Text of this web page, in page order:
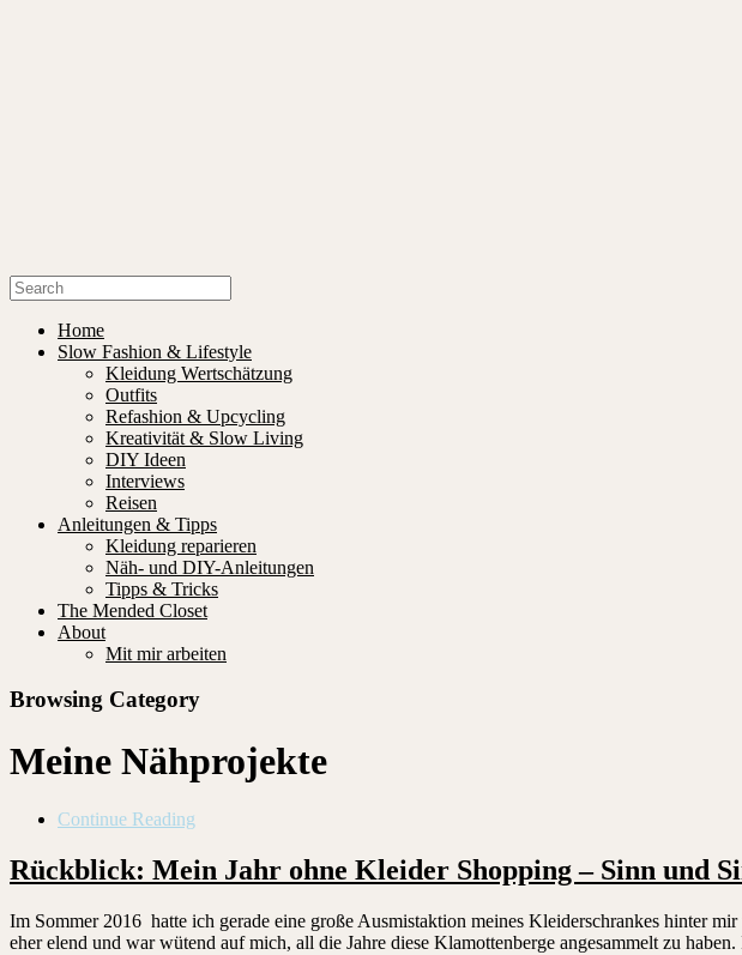
Home
Slow Fashion & Lifestyle
Kleidung Wertschätzung
Outfits
Refashion & Upcycling
Kreativität & Slow Living
DIY Ideen
Interviews
Reisen
Anleitungen & Tipps
Kleidung reparieren
Näh- und DIY-Anleitungen
Tipps & Tricks
The Mended Closet
About
Mit mir arbeiten
Browsing Category
Meine Nähprojekte
Continue Reading
Rückblick: Mein Jahr ohne Kleider Shopping – Sinn und
Im Sommer 2016 hatte ich gerade eine große Ausmistaktion meines Kleiderschrankes hinter
eher elend und war wütend auf mich, all die Jahre diese Klamottenberge angesammelt zu